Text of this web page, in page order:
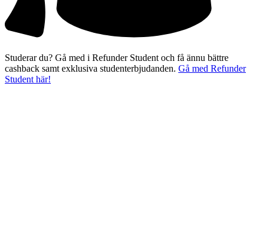
Studerar du? Gå med i Refunder Student och få ännu bättre
cashback samt exklusiva studenterbjudanden. Gå med Refunder
Student här!